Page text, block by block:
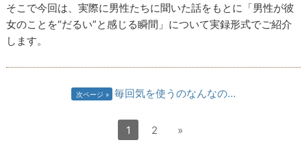
そこで今回は、実際に男性たちに聞いた話をもとに「男性が彼
女のことを“だるい”と感じる瞬間」について実録形式でご紹介
します。
次ページ 毎回気を使うのなんなの…
1 2 »